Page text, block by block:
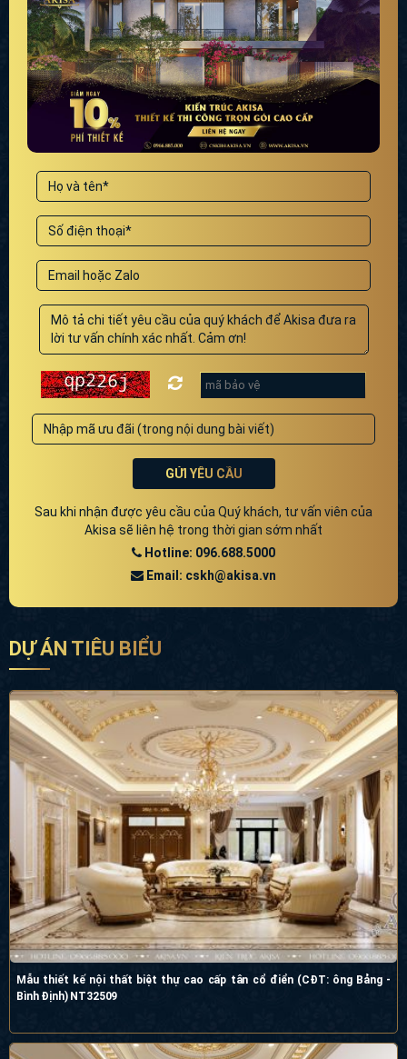
GỬI YÊU CẦU
Sau khi nhận được yêu cầu của Quý khách, tư vấn viên của
Akisa sẽ liên hệ trong thời gian sớm nhất
Hotline: 096.688.5000
Email: cskh@akisa.vn
DỰ ÁN TIÊU BIỂU
Mẫu thiết kế nội thất biệt thự cao cấp tân cổ điển (CĐT: ông Bảng -
Bình Định) NT32509